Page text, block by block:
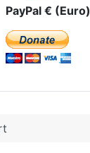
PayPal € (Euro)